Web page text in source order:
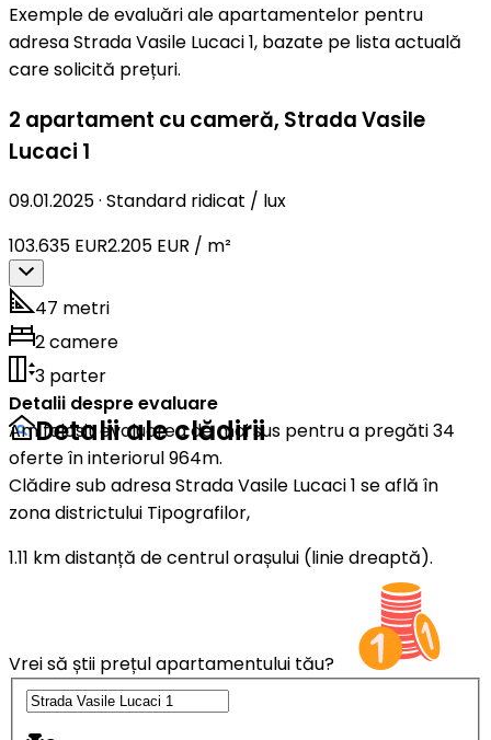
Exemple de evaluări ale apartamentelor pentru
adresa Strada Vasile Lucaci 1, bazate pe lista actuală
care solicită prețuri.
2 apartament cu cameră, Strada Vasile
Lucaci 1
09.01.2025· Standard ridicat / lux
103.635 EUR2.205 EUR / m²
47 metri
2 camere
3 parter
Detalii despre evaluare
Am folosit evaluarea de mai sus pentru a pregăti 34
oferte în interiorul 964m.
Detalii ale clădirii
Clădire sub adresa Strada Vasile Lucaci 1 se află în
zona districtului Tipografilor,
1.11 km distanță de centrul orașului (linie dreaptă).
Vrei să știi prețul apartamentului tău?